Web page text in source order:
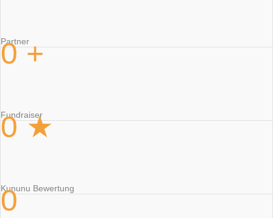
Partner
0 +
Fundraiser
0 ★
Kununu Bewertung
0